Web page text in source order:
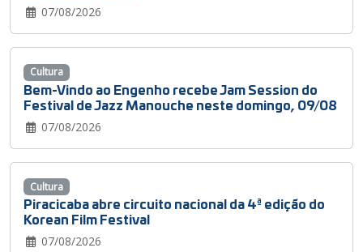
07/08/2026
Bem-Vindo ao Engenho recebe Jam Session do
Festival de Jazz Manouche neste domingo, 09/08
07/08/2026
Cultura
Piracicaba abre circuito nacional da 4ª edição do
Korean Film Festival
07/08/2026
Cultura